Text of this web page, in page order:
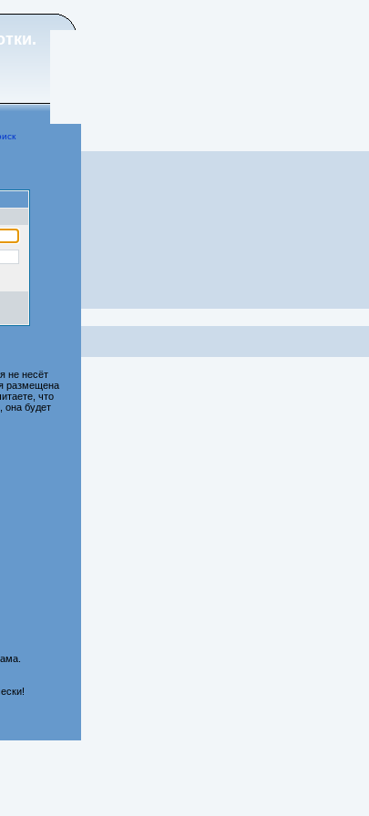
не несёт
размещена
что
она будет